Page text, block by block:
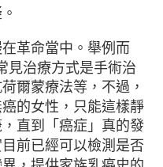
革命當中。舉例而
見治療方式是手術治
爾蒙療法等，不過，
的女性，只能這樣靜
直到「癌症」真的發
前已經可以檢測是否